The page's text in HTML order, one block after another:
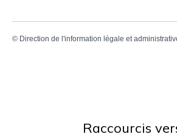
© Direction de l'information légale et
Raccourcis